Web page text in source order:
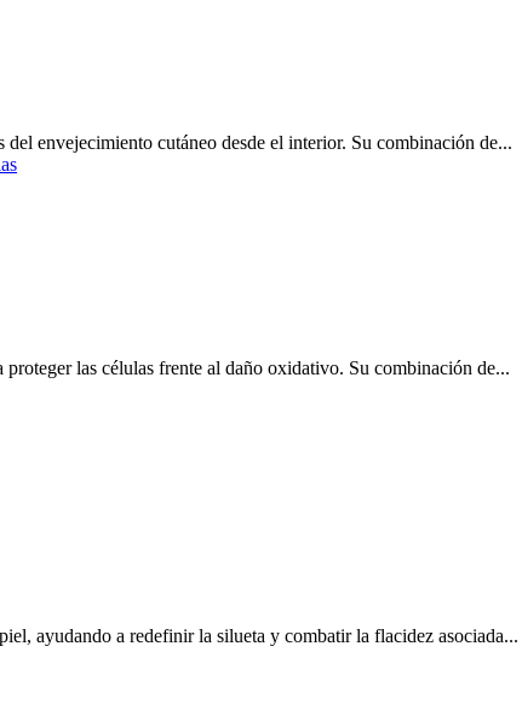
envejecimiento cutáneo desde el interior. Su combinación de...
las células frente al daño oxidativo. Su combinación de...
ayudando a redefinir la silueta y combatir la flacidez asociada...